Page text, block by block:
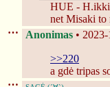
HUE -
net Misaki to
Anonimas
>>220
a gdė tripas